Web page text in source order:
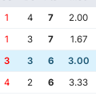
1 4 7
2.00
1 3 7
1.67
3 3 6
3.00
4 2 6
3.33